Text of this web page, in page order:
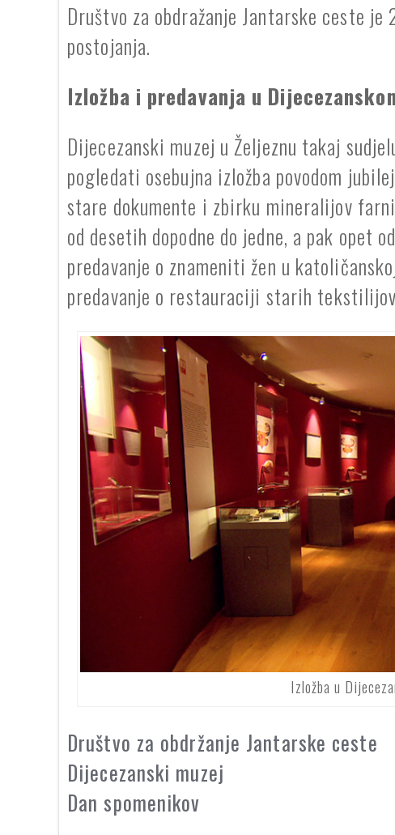
Društvo za obdražanje Jantarske ceste
postojanja.
Izložba i predavanja u
Dijecezanski muzej u Željeznu takaj
pogledati osebujna izložba povodom
stare dokumente i zbirku mineralijov
od desetih dopodne do jedne, a pak opet
predavanje o znameniti žen u
predavanje o restauraciji starih
Izložba u
Društvo za obdržanje Jantarske ceste
Dijecezanski muzej
Dan spomenikov